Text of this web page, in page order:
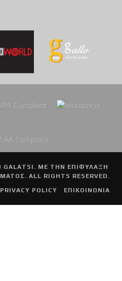
GALATSI
. ΜΕ ΤΗΝ ΕΠΙΦΥΛΑΞΗ
ALL RIGHTS RESERVED.
POLICY
ΕΠΙΚΟΙΝΩΝΙΑ